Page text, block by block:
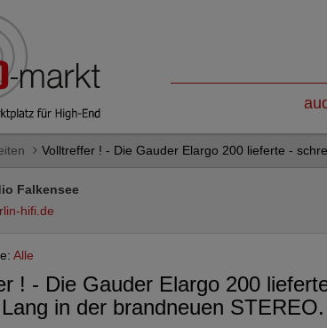
Volltreffer ! - Die Gauder Elargo 200 lieferte -
Falkensee
hifi.de
Alle
! - Die Gauder Elargo 200
in der brandneuen STEREO.